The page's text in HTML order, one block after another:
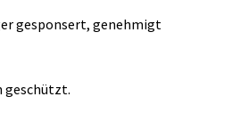
gesponsert, genehmigt
geschützt.